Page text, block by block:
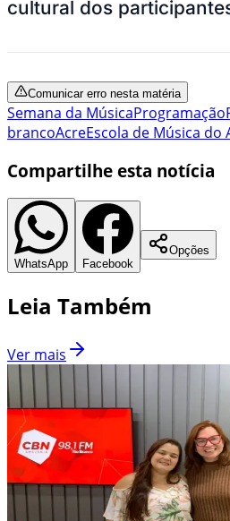
cultural dos
Comunicar erro nesta matéria
Semana da MúsicaProgramação
brancoAcreEscola de Música do
Compartilhe esta notícia
WhatsApp Facebook
Opções
Leia Também
Ver mais